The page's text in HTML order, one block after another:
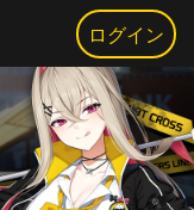
ログイン